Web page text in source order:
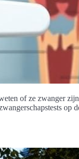
of ze zwanger
op